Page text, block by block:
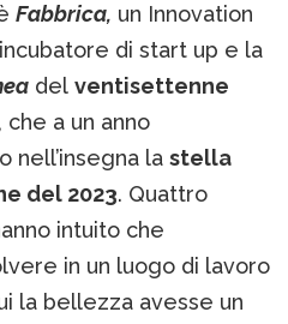
Fabbrica, un Innovation
di start up e la
del ventisettenne
, che a un anno
nell’insegna la stella
del 2023. Quattro
intuito che
in un luogo di lavoro
la bellezza avesse un